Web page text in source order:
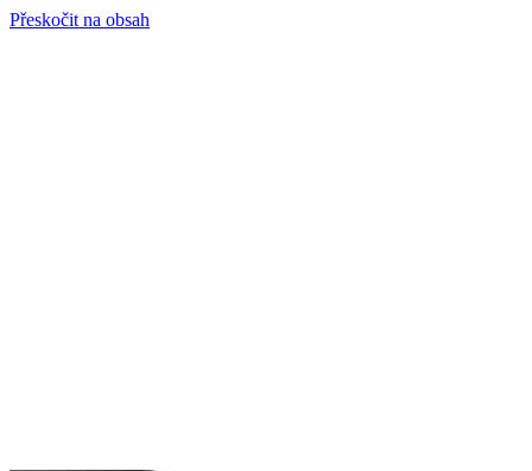
Přeskočit na obsah